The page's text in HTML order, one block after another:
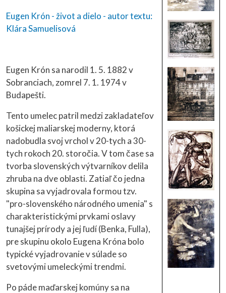
Eugen Krón - život a dielo - autor textu:
Klára Samuelisová
Eugen Krón sa narodil 1. 5. 1882 v
Sobranciach, zomrel 7. 1. 1974 v
Budapešti.
Tento umelec patril medzi zakladateľov
košickej maliarskej moderny, ktorá
nadobudla svoj vrchol v 20-tych a 30-
tych rokoch 20. storočia. V tom čase sa
tvorba slovenských výtvarníkov delila
zhruba na dve oblasti. Zatiaľ čo jedna
skupina sa vyjadrovala formou tzv.
"pro-slovenského národného umenia" s
charakteristickými prvkami oslavy
tunajšej prírody a jej ľudí (Benka, Fulla),
pre skupinu okolo Eugena Króna bolo
typické vyjadrovanie v súlade so
svetovými umeleckými trendmi.
Po páde maďarskej komúny sa na